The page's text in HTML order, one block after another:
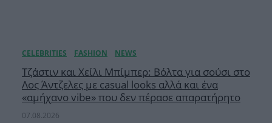
Τζάστιν και Χείλι Μπίμπερ: Βόλτα για σούσι στο
Λος Άντζελες με casual looks αλλά και ένα
«αμήχανο vibe» που δεν πέρασε απαρατήρητο
07.08.2026